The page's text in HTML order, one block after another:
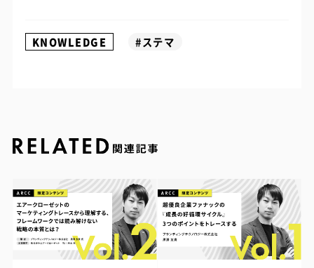
KNOWLEDGE #ステマ